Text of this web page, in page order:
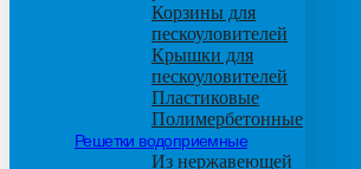
Корзины для
пескоуловителей
Крышки для
пескоуловителей
Пластиковые
Полимербетонные
Решетки водоприемные
Из нержавеющей